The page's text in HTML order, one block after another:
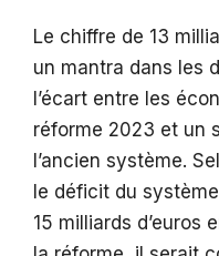
Le chiffre de 13
un mantra dans les
l’écart entre les
réforme 2023 et un
l’ancien système.
le déficit du
15 milliards d’euros